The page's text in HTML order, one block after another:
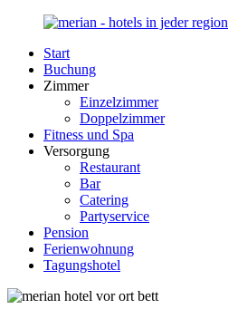
Zurück
Inhalt
Merian-
Hotel.de
Portal
Unterkunft
Deutschland
Start
Buchung
Zimmer
Einzelzimmer
Doppelzimmer
Fitness und Spa
Versorgung
Restaurant
Bar
Catering
Partyservice
Pension
Ferienwohnung
Tagungshotel